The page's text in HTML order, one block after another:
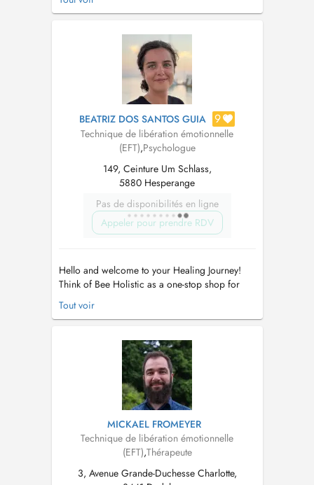
stress, anxiety, or emotional overwhelm, or
parenthood, midlife change, menopause, or
career shifts. I work with clie...
BEATRIZ DOS SANTOS GUIA 9
Technique de libération émotionnelle
(EFT),Psychologue
149, Ceinture Um Schlass,
5880 Hesperange
Pas de disponibilités en ligne
Appeler pour prendre RDV
Hello and welcome to your Healing Journey!
Think of Bee Holistic as a one-stop shop for
individuals such as yourself, who wish to
improve and nurture their wellbeing. We offer
healing, blending Psychology with techniques
like NLP and Sophrology to ...
Tout voir
MICKAEL FROMEYER
Technique de libération émotionnelle
(EFT),Thérapeute
3, Avenue Grande-Duchesse Charlotte,